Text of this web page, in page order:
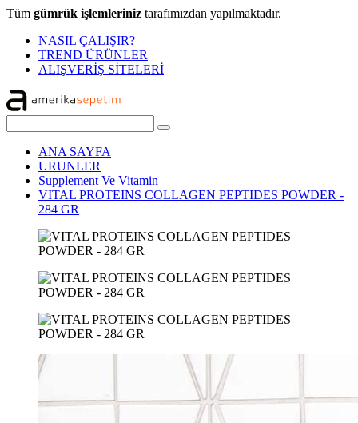
Tüm gümrük işlemleriniz tarafımızdan yapılmaktadır.
NASIL ÇALIŞIR?
TREND ÜRÜNLER
ALIŞVERİŞ SİTELERİ
ANA SAYFA
URUNLER
Supplement Ve Vitamin
VITAL PROTEINS COLLAGEN PEPTIDES POWDER -
284 GR